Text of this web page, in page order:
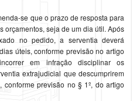
se que o prazo de resposta para
orçamentos, seja de um dia útil. Após
no pedido, a serventia deverá
úteis, conforme previsão no artigo
em infração disciplinar os
extrajudicial que descumprirem
previsão no § 1º, do artigo